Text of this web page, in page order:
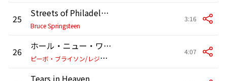
25 Streets of Philadelphia (Single Edit)
Bruce Springsteen
3:16
26
ホール・ニュー・ワールド
ピ
ーボ・ブライソン/レジーナ・ベル/Disney
4:07
Tears in Heaven